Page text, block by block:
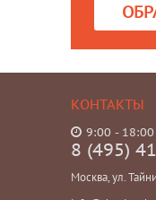
КОНТАКТЫ
9:00 - 18:00
8 (495)
Москва, ул.